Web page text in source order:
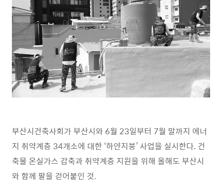
부산시건축사회가 부산시와 6월 23일부터 7월 말까지 에너
지 취약계층 34개소에 대한 ‘하얀지붕’ 사업을 실시한다. 건
축물 온실가스 감축과 취약계층 지원을 위해 올해도 부산시
와 함께 팔을 걷어붙인 것.